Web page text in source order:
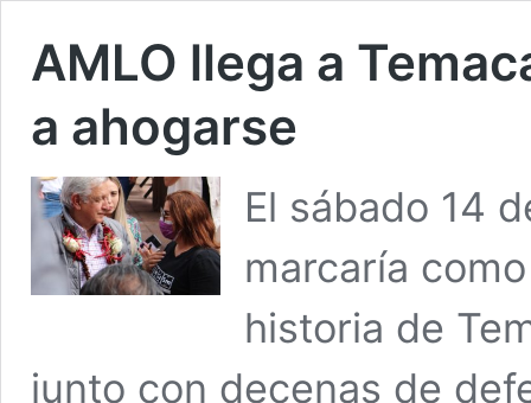
AMLO llega a
a ahogarse
El sábado 14
marcaría
historia de
junto con decenas de